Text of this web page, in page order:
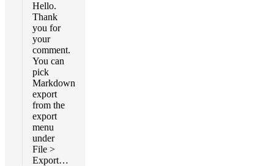
Hello.
Thank
you for
your
comment.
You can
pick
Markdown
export
from the
export
menu
under
File >
Export…